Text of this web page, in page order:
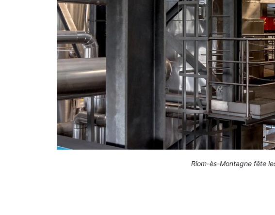
Riom-ès-Montagne fête